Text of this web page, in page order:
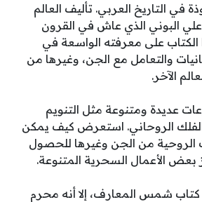
في التاريخ العربي. تأليف العالم
البوني الذي عاش في القرون
على معرفته الواسعة في
والتعامل مع الجن، وغيرها من
الآخر.
عديدة ومتنوعة مثل التنويم
الروحاني. استعرض كيف يمكن
الروحية من الجن وغيرها للحصول
بعض الأعمال السحرية المتنوعة.
شمس المعارف، إلا أنه محرم